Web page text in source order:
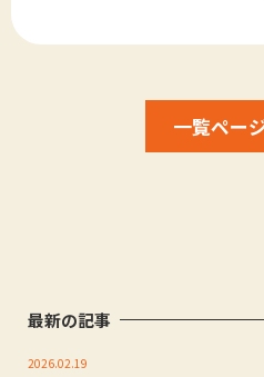
一覧ペー
最新の記事
2026.02.19